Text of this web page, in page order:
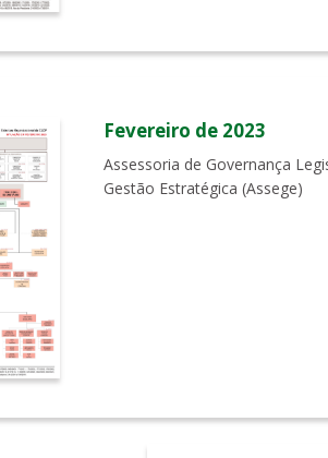
Fevereiro de 2023
Assessoria de Governança
Gestão Estratégica (Assege)